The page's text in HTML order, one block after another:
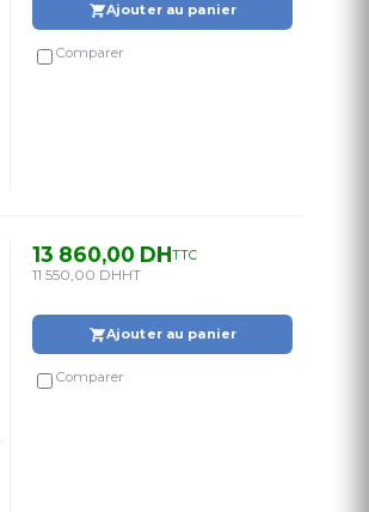
Ajouter au panier
Comparer
13 860,00 DHTTC
11 550,00 DHHT
Ajouter au panier
Comparer